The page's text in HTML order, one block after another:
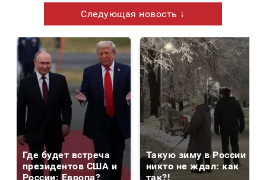
Следующая новость ↓
Где будет встреча
президентов США и
России: Европа?
Такую зиму в России
никто не ждал: как
так?!